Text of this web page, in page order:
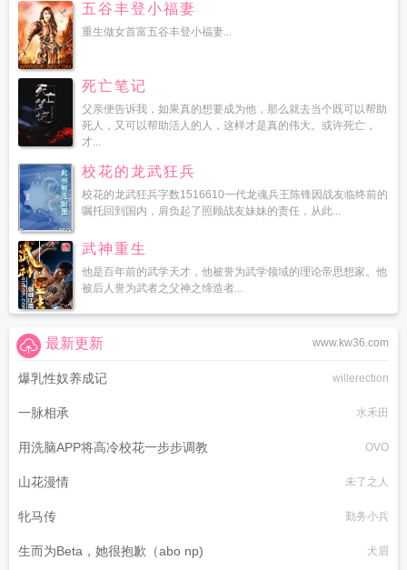
五谷丰登小福妻
重生做女首富五谷丰登小福妻...
死亡笔记
父亲便告诉我，如果真的想要成为他，那么就去当个既可以帮助
死人，又可以帮助活人的人，这样才是真的伟大。或许死亡，
才...
校花的龙武狂兵
校花的龙武狂兵字数1516610一代龙魂兵王陈锋因战友临终前的
嘱托回到国内，肩负起了照顾战友妹妹的责任，从此...
武神重生
他是百年前的武学天才，他被誉为武学领域的理论帝思想家。他
被后人誉为武者之父神之缔造者...
www.kw36.com
最新更新
爆乳性奴养成记 willerection
一脉相承 水禾田
用洗脑APP将高冷校花一步步调教 OVO
山花漫情 未了之人
牝马传 勤务小兵
生而为Beta，她很抱歉（abo np) 犬眉